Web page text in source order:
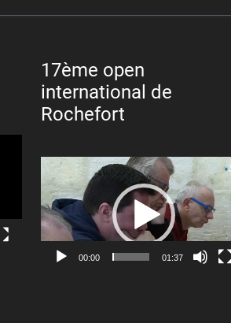
17ème open
international de
Rochefort
Lecteur
vidéo
00:00 01:37